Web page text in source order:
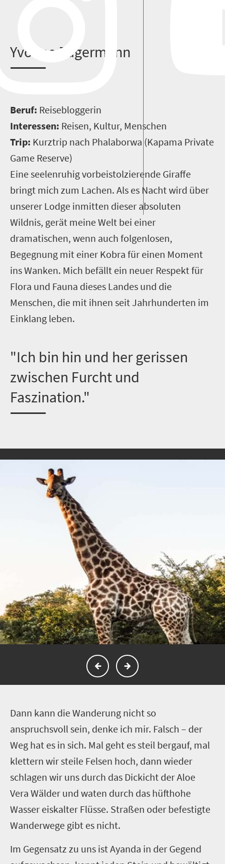
Yvonne Zagermann
Beruf: Reisebloggerin
Interessen: Reisen, Kultur, Menschen
Trip: Kurztrip nach Phalaborwa (Kapama Private
Game Reserve)
Eine seelenruhig vorbeistolzierende Giraffe
bringt mich zum Lachen. Als es Nacht wird über
unserer Lodge inmitten dieser absoluten
Wildnis, gerät meine Welt bei einer
dramatischen, wenn auch folgenlosen,
Begegnung mit einer Kobra für einen Moment
ins Wanken. Mich befällt ein neuer Respekt für
Flora und Fauna dieses Landes und die
Menschen, die mit ihnen seit Jahrhunderten im
Einklang leben.
"Ich bin hin und her gerissen
zwischen Furcht und
Faszination."
Dann kann die Wanderung nicht so
anspruchsvoll sein, denke ich mir. Falsch – der
Weg hat es in sich. Mal geht es steil bergauf, mal
klettern wir steile Felsen hoch, dann wieder
schlagen wir uns durch das Dickicht der Aloe
Vera Wälder und waten durch das hüfthohe
Wasser eiskalter Flüsse. Straßen oder befestigte
Wanderwege gibt es nicht.
Im Gegensatz zu uns ist Ayanda in der Gegend